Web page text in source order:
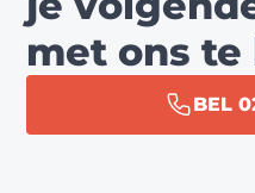
met ons
BEL